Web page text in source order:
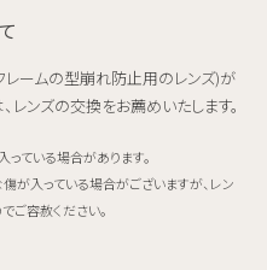
レームの型崩れ防止用のレンズ)が
レンズの交換をお薦めいたします。
ている場合があります。
が入っている場合がございますが、レン
ご容赦ください。